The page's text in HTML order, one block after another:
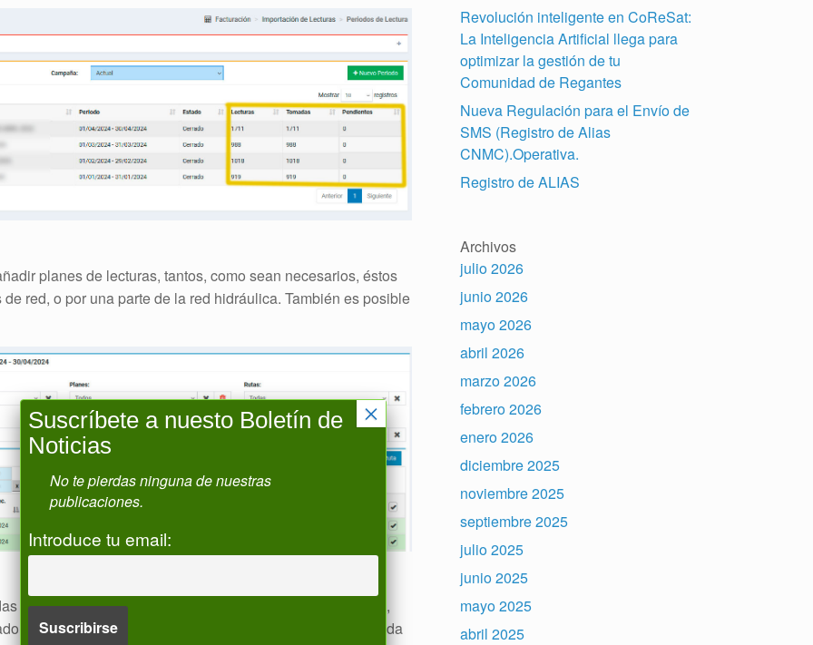
planes de lecturas, tantos, como sean necesarios, éstos
red, o por una parte de la red hidráulica. También es posible
las lectura, podemos filtrar por cada una de las columnas,
etc.), de este modo vamos a poder hacer una búsqueda
Revolución inteligente en CoReSat:
La Inteligencia Artificial llega para
optimizar la gestión de tu
Comunidad de Regantes
Nueva Regulación para el Envío de
SMS (Registro de Alias
CNMC).Operativa.
Registro de ALIAS
Archivos
julio 2026
junio 2026
mayo 2026
abril 2026
marzo 2026
febrero 2026
enero 2026
diciembre 2025
noviembre 2025
septiembre 2025
julio 2025
junio 2025
mayo 2025
abril 2025
Suscríbete a nuesto Boletín de
Noticias
No te pierdas ninguna de nuestras
publicaciones.
Introduce tu email:
×